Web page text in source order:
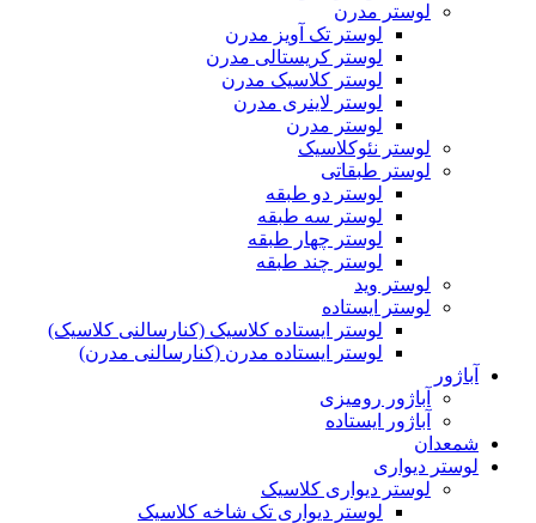
لوستر مدرن
لوستر تک آویز مدرن
لوستر کریستالی مدرن
لوستر کلاسیک مدرن
لوستر لاینری مدرن
لوستر مدرن
لوستر نئوکلاسیک
لوستر طبقاتی
لوستر دو طبقه
لوستر سه طبقه
لوستر چهار طبقه
لوستر چند طبقه
لوستر وید
لوستر ایستاده
لوستر ایستاده کلاسیک (کنارسالنی کلاسیک)
لوستر ایستاده مدرن (کنارسالنی مدرن)
آباژور
آباژور رومیزی
آباژور ایستاده
شمعدان
لوستر دیواری
لوستر دیواری کلاسیک
لوستر دیواری تک شاخه کلاسیک